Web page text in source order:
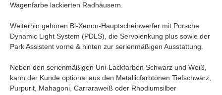
Wagenfarbe lackierten Radhäusern.
Weiterhin gehören Bi-Xenon-Hauptscheinwerfer mit Porsche
Dynamic Light System (PDLS), die Servolenkung plus sowie der
Park Assistent vorne & hinten zur serienmäßigen Ausstattung.
Neben den serienmäßigen Uni-Lackfarben Schwarz und Weiß,
kann der Kunde optional aus den Metallicfarbtönen Tiefschwarz,
Purpurit, Mahagoni, Carraraweiß oder Rhodiumsilber